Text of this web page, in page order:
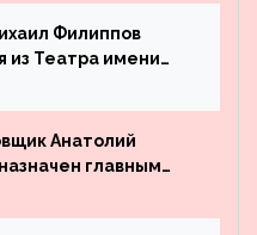
Филиппов
из Театра имени
Анатолий
главным